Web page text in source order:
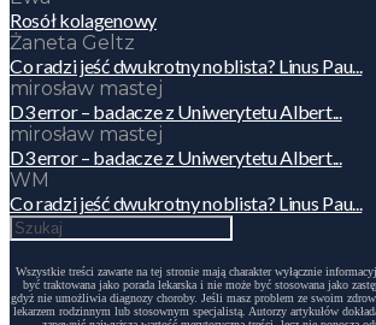
Rosół kolagenowy
Żaneta Geltz
Co radzi jeść dwukrotny noblista? Linus Pau...
mirosław mastej
D3 error – badacze z Uniwerytetu Albert...
mirosław mastej
D3 error – badacze z Uniwerytetu Albert...
WM
Co radzi jeść dwukrotny noblista? Linus Pau...
Wszystkie treści zawarte na tej stronie mają charakter wyłącznie
być traktowana jako porada lekarska i nie może być stosowana jako
gdyż nie umożliwia diagnozy choroby. Jeśli masz problem ze swoim
lekarzem rodzinnym lub stosownym specjalistą. Autorzy artykułów